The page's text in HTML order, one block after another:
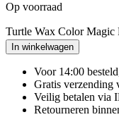
Op voorraad
Turtle Wax Color Magic
In winkelwagen
Voor 14:00
Gratis verzending
Veilig betalen via
Retourneren